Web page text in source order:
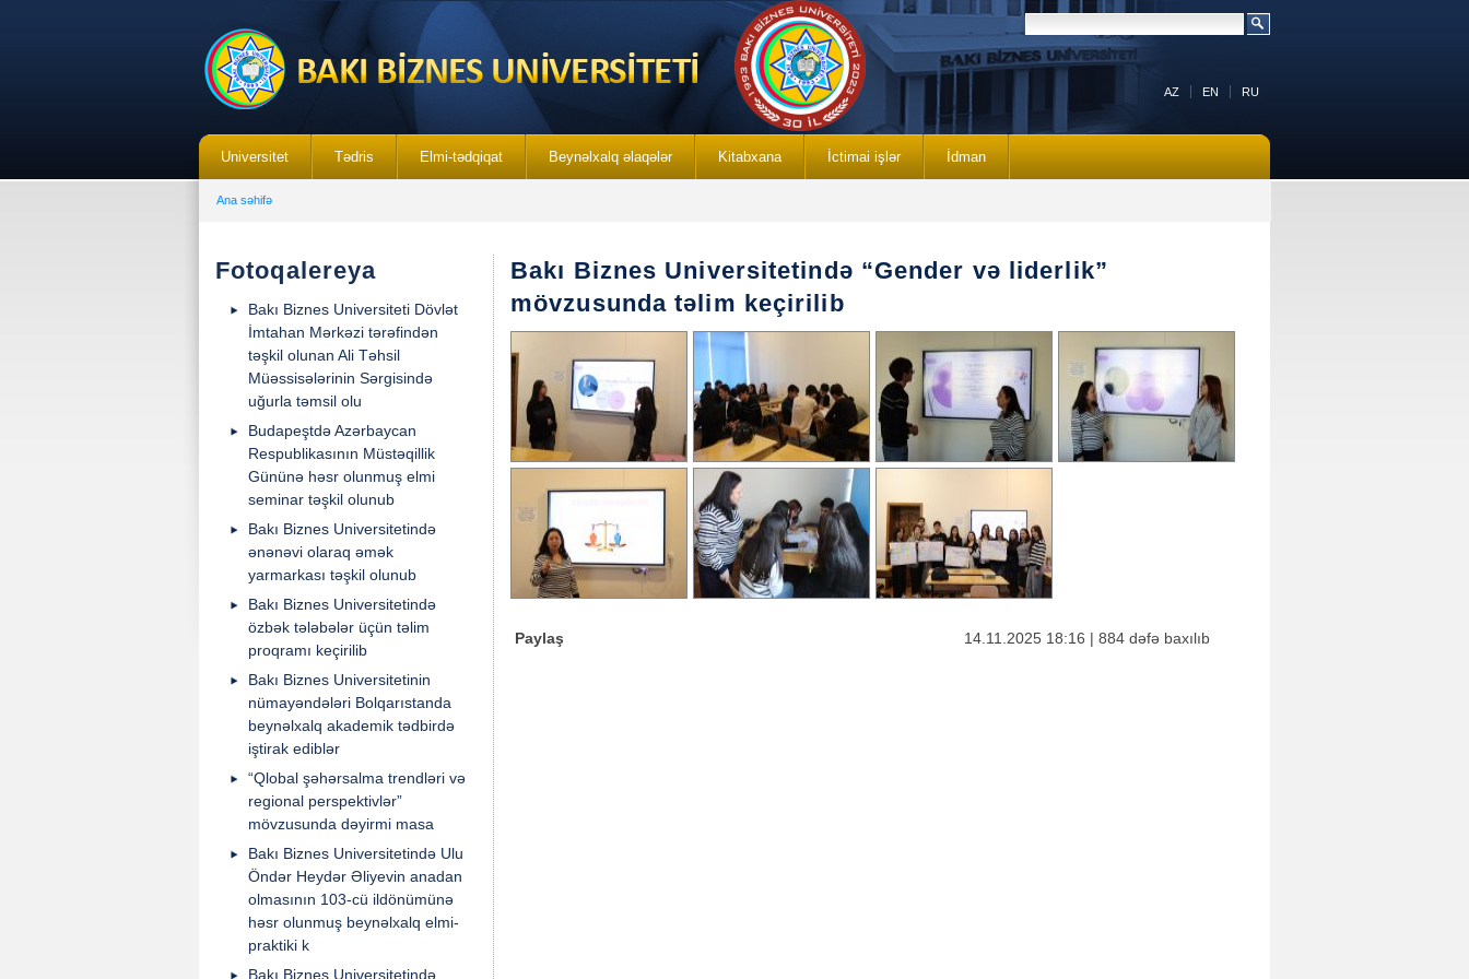
Universitet Tədris Elmi-tədqiqat Beynəlxalq əlaqələr Kitabxana İctimai işlər İdman
Ana səhifə
Fotoqalereya
Bakı Biznes Universiteti Dövlət
İmtahan Mərkəzi tərəfindən
təşkil olunan Ali Təhsil
Müəssisələrinin Sərgisində
uğurla təmsil olu
Budapeştdə Azərbaycan
Respublikasının Müstəqillik
Gününə həsr olunmuş elmi
seminar təşkil olunub
Bakı Biznes Universitetində
ənənəvi olaraq əmək
yarmarkası təşkil olunub
Bakı Biznes Universitetində
özbək tələbələr üçün təlim
proqramı keçirilib
Bakı Biznes Universitetinin
nümayəndələri Bolqarıstanda
beynəlxalq akademik tədbirdə
iştirak ediblər
“Qlobal şəhərsalma trendləri və
regional perspektivlər”
mövzusunda dəyirmi masa
Bakı Biznes Universitetində Ulu
Öndər Heydər Əliyevin anadan
olmasının 103-cü ildönümünə
həsr olunmuş beynəlxalq elmi-
praktiki k
Bakı Biznes Universitetində
Bakı Biznes Universitetində “Gender və liderlik”
mövzusunda təlim keçirilib
Paylaş 14.11.2025 18:16 | 884 dəfə baxılıb
AZ EN RU